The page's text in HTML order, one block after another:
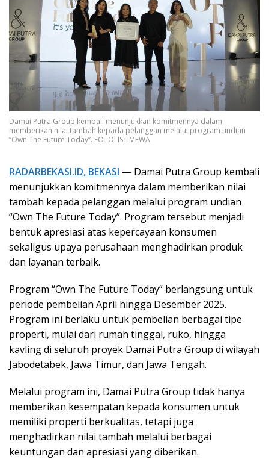
Damai Putra Group kembali menunjukkan komitmennya dalam
memberikan nilai tambah kepada pelanggan melalui program undian
“Own The Future Today”. FOTO: ISTIMEWA
RADARBEKASI.ID, BEKASI — Damai Putra Group kembali
menunjukkan komitmennya dalam memberikan nilai
tambah kepada pelanggan melalui program undian
“Own The Future Today”. Program tersebut menjadi
bentuk apresiasi atas kepercayaan konsumen
sekaligus upaya perusahaan menghadirkan produk
dan layanan terbaik.
Program “Own The Future Today” berlangsung untuk
periode pembelian April hingga Desember 2025.
Program ini berlaku untuk pembelian berbagai tipe
properti, mulai dari rumah tinggal, ruko, hingga
kavling di seluruh proyek Damai Putra Group di wilayah
Jabodetabek, Jawa Timur, dan Jawa Tengah.
Melalui program ini, Damai Putra Group tidak hanya
memberikan kesempatan kepada konsumen untuk
memiliki properti berkualitas, tetapi juga
menghadirkan nilai tambah melalui berbagai
keuntungan dan apresiasi yang diberikan.